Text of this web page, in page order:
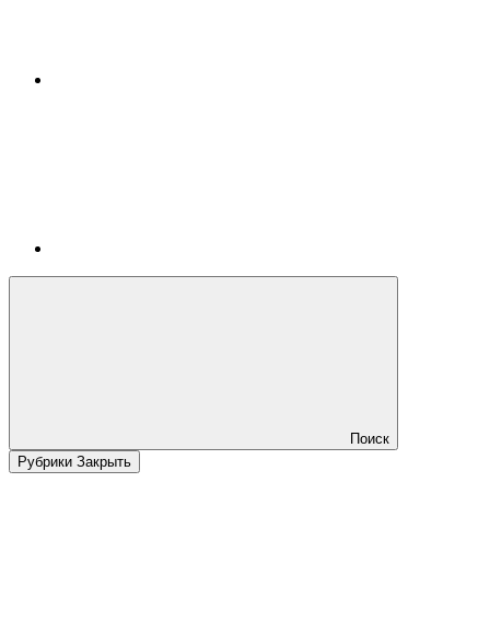
Поиск
Рубрики Закрыть